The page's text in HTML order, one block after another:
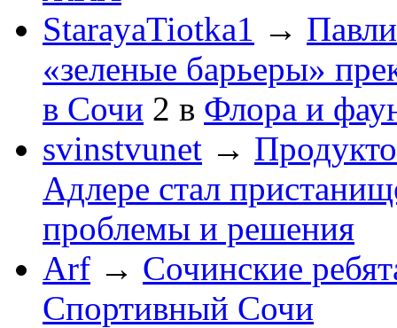
StarayaTiotka1 →
«зеленые барьеры»
в Сочи 2 в Флора и
svinstvunet →
Адлере стал
проблемы и решения
Arf → Сочинские
Спортивный Сочи